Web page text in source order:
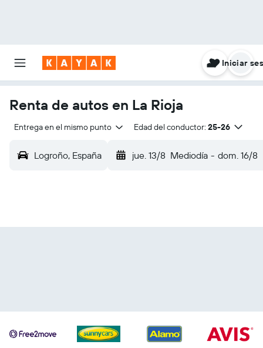
Iniciar
Renta de autos en La Rioja
Entrega en el mismo punto Edad del conductor: 25-26
Logroño, España jue. 13/8 Mediodía - dom. 16/8